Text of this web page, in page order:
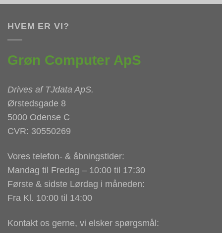
HVEM ER VI?
Grøn Computer ApS
Drives af TJdata ApS.
Ørstedsgade 8
5000 Odense C
CVR: 30550269
Vores telefon- & åbningstider:
Mandag til Fredag – 10:00 til 17:30
Første & sidste Lørdag i måneden:
Fra Kl. 10:00 til 14:00
Kontakt os gerne, vi elsker spørgsmål: